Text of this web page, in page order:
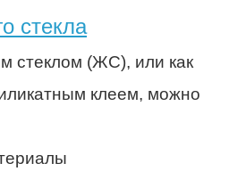
стекла
стеклом (ЖС), или как
клеем, можно